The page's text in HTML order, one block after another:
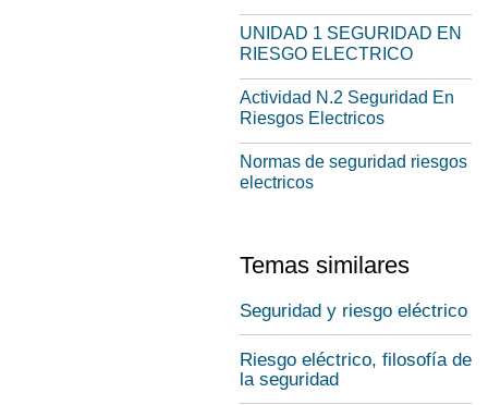
UNIDAD 1 SEGURIDAD EN
RIESGO ELECTRICO
Actividad N.2 Seguridad En
Riesgos Electricos
Normas de seguridad riesgos
electricos
Temas similares
Seguridad y riesgo eléctrico
Riesgo eléctrico, filosofía de
la seguridad